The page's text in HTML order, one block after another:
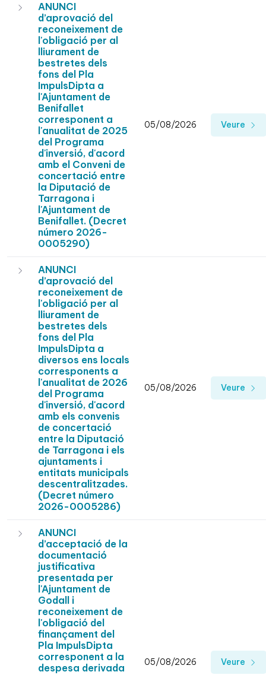
ANUNCI
d’aprovació del
reconeixement de
l'obligació per al
lliurament de
bestretes dels
fons del Pla
ImpulsDipta a
l'Ajuntament de
Benifallet
corresponent a
l'anualitat de 2025
del Programa
d'inversió, d'acord
amb el Conveni de
concertació entre
la Diputació de
Tarragona i
l'Ajuntament de
Benifallet. (Decret
número 2026-
0005290)
05/08/2026 Veure
ANUNCI
d’aprovació del
reconeixement de
l'obligació per al
lliurament de
bestretes dels
fons del Pla
ImpulsDipta a
diversos ens locals
corresponents a
l'anualitat de 2026
del Programa
d'inversió, d'acord
amb els convenis
de concertació
entre la Diputació
de Tarragona i els
ajuntaments i
entitats municipals
descentralitzades.
(Decret número
2026-0005286)
05/08/2026 Veure
ANUNCI
d’acceptació de la
documentació
justificativa
presentada per
l'Ajuntament de
Godall i
reconeixement de
l'obligació del
finançament del
Pla ImpulsDipta
corresponent a la
despesa derivada
05/08/2026 Veure